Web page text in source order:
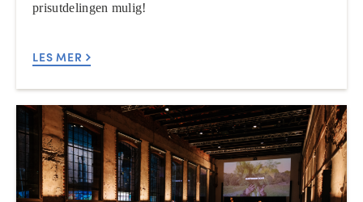
prisutdelingen mulig!
LES MER